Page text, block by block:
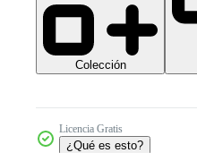
Colección
Licencia Gratis
¿Qué es esto?